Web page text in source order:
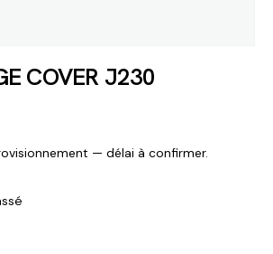
COVER J230
— délai à confirmer.